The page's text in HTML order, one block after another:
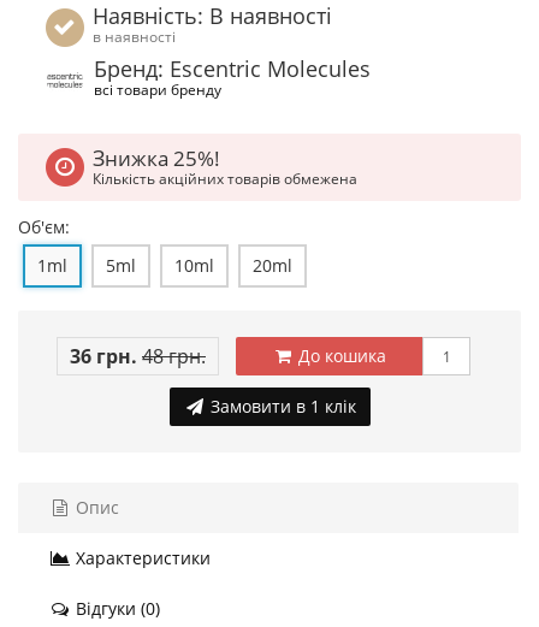
Наявність: В наявності
в наявності
Бренд: Escentric Molecules
всі товари бренду
Знижка 25%!
Кількість акційних товарів обмежена
Об'єм:
1ml
5ml 10ml 20ml
36 грн. 48 грн. До кошика
Замовити в 1 клік
Опис
Характеристики
Відгуки (0)